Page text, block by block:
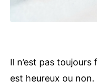
Il n’est pas
est heureux ou